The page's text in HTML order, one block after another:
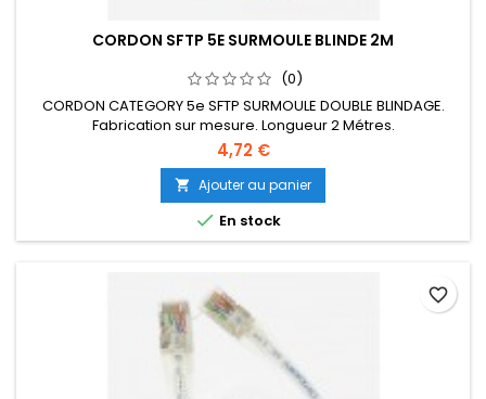
CORDON SFTP 5E SURMOULE BLINDE 2M
(0)
CORDON CATEGORY 5e SFTP SURMOULE DOUBLE BLINDAGE.
Fabrication sur mesure. Longueur 2 Métres.
4,72 €
 Ajouter au panier
 En stock
favorite_border